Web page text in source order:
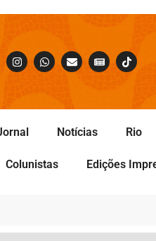
Notícias Rio
Colunistas Edições